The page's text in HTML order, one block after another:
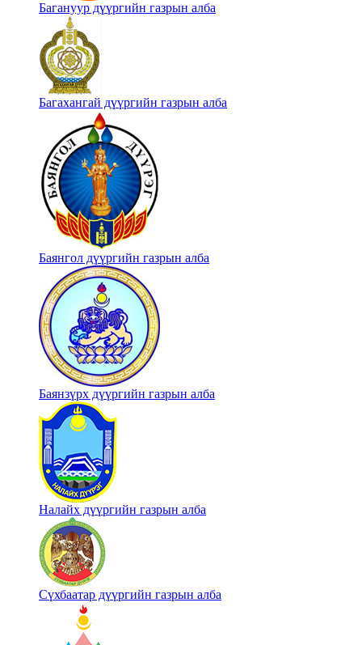
Багануур дүүргийн газрын алба
Багахангай дүүргийн газрын алба
Баянгол дүүргийн газрын алба
Баянзүрх дүүргийн газрын алба
Налайх дүүргийн газрын алба
Сүхбаатар дүүргийн газрын алба